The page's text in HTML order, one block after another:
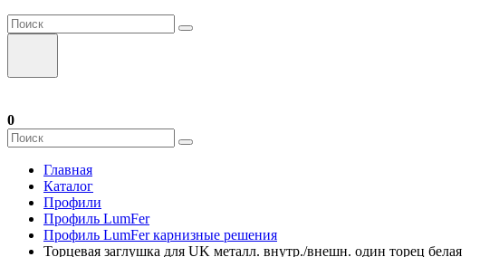
0
Главная
Каталог
Профили
Профиль LumFer
Профиль LumFer карнизные решения
Торцевая заглушка для UK металл. внутр./внешн. один торец белая